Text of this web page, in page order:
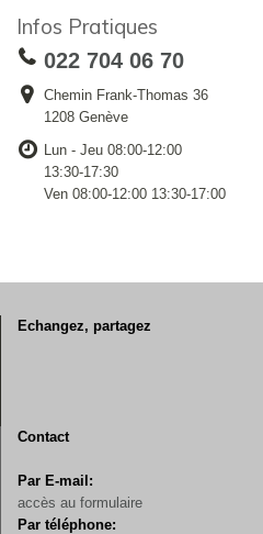
Infos Pratiques
022 704 06 70
Chemin Frank-Thomas 36
1208 Genève
Lun - Jeu 08:00-12:00
13:30-17:30
Ven 08:00-12:00 13:30-17:00
Echangez, partagez
Contact
Par E-mail:
accès au formulaire
Par téléphone: